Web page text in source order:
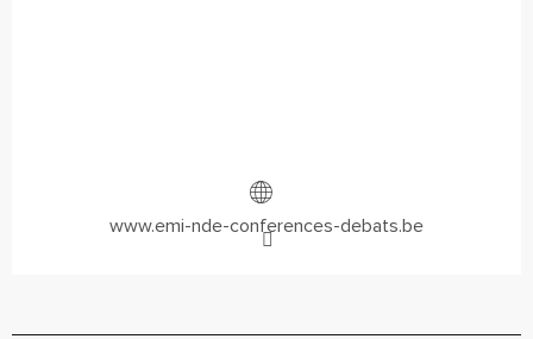
www.emi-nde-conferences-debats.be